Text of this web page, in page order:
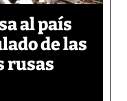
al país
de las
rusas